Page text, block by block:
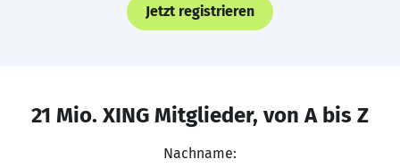
Jetzt registrieren
21 Mio. XING Mitglieder, von A bis Z
Nachname: